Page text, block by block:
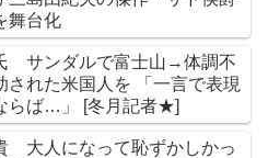
舞台化
サンダルで富士山→体調不
された米国人を 「一言で表現
するのならば…」 [冬月記者★]
大人になって恥ずかしかっ